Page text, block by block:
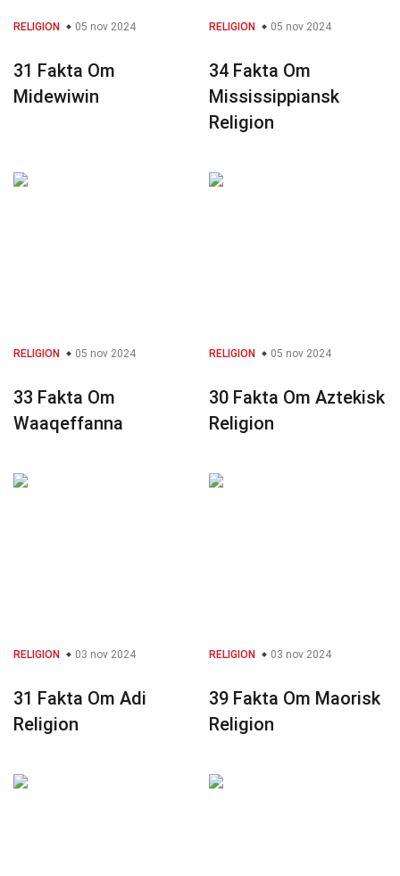
RELIGION 05 nov 2024
31 Fakta Om
Midewiwin
RELIGION 05 nov 2024
34 Fakta Om
Mississippiansk
Religion
RELIGION 05 nov 2024
33 Fakta Om
Waaqeffanna
RELIGION 05 nov 2024
30 Fakta Om Aztekisk
Religion
RELIGION 03 nov 2024
31 Fakta Om Adi
Religion
RELIGION 03 nov 2024
39 Fakta Om Maorisk
Religion